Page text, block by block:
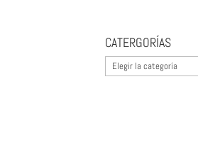
CATERGORÍAS
CATERGORÍAS